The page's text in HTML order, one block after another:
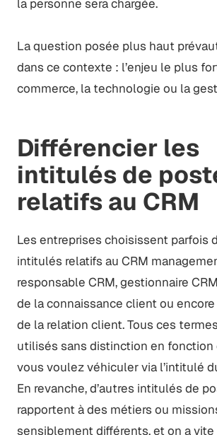
la personne sera chargée.
La question posée plus haut
dans ce contexte : l’enjeu le plus
commerce, la technologie ou la
Différencier les
intitulés de
relatifs au CRM
Les entreprises choisissent parfois
intitulés relatifs au CRM
responsable CRM, gestionnaire
de la connaissance client ou
de la relation client. Tous ces
utilisés sans distinction en fonction
vous voulez véhiculer via l’intitulé
En revanche, d’autres intitulés de
rapportent à des métiers ou
sensiblement différents, et on a